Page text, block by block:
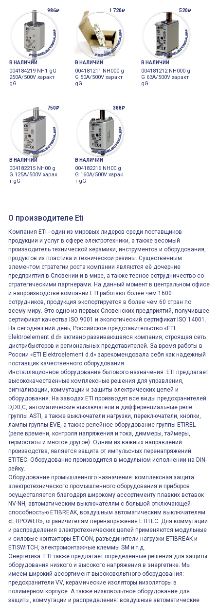
986₽
В НАЛИЧИИ
004184219 NH1 gG
250A/500V характ
gG
1 720₽
В НАЛИЧИИ
004181211 NH000 g
G 50A/500V характ
gG
520₽
В НАЛИЧИИ
004181212 NH000 g
G 63A/500V характ
gG
750₽
В НАЛИЧИИ
004182215 NH00 g
G 125A/500V харак
т gG
388₽
В НАЛИЧИИ
004182216 NH00 g
G 160A/500V харак
т gG
О производителе Eti
Компания ETI - один из мировых лидеров среди поставщиков
продукции и услуг в сфере электротехники, а также весомый
производитель технической керамики, инструментов и оборудования,
продуктов из пластика и технической резины. Существенным
элементом стратегии роста компании являются её дочерние
предприятия в Словении и в мире, а также тесное сотрудничество со
стратегическими партнерами. На данный момент в центральном офисе
и напроизводстве компании ETI работают более чем 1600
сотрудников, продукция экспортируется в более чем 60 стран по
всему миру. Это одно из первых Словенских предприятий, получившее
сертификат качества ISO 9001 и экологический сертификат ISO 14001.
На сегодняшний день, Российское представительство «ETI
Elektroelement d.d» активно развивающаяся компания, строящая сеть
дистрибьюторов и региональных представителей. За время работы в
России «ETI Elektroelement d.d» зарекомендовала себя как надежный
поставщик качественного оборудования.
Инсталляционное оборудование бытового назначения: ETI предлагает
высококачественные комплексные решения для управления,
сигнализации, коммутации и защиты электрических цепей и
оборудования. На заводах ETI производят все виды предохранителей
D,D0,C, автоматические выключатели и дифференциальные реле
группы ASTI, а также выключатели нагрузки, переключатели, кнопки,
лампы группы EVE, а также релейное оборудование группы ETIREL
(реле времени, контроля напряжения и тока, диммеры, таймеры,
термостаты и многое другое). Одним из важных направлений
производства, является защита от импульсных перенапряжений
ETITEC. Оборудование производится в модульном исполнении на DIN-
рейку.
Оборудование промышленного назначения: комплексная защита
электротехнического промышленного оборудования и приборов
осуществляется благодаря широкому ассортименту плавких вставок
NV-NH, автоматическим выключателям с большой отключающей
способностью ETIBREAK, воздушным автоматическим выключателям
«ETIPOWER», ограничителям перенапряжения ETITEC. Для коммутации
и распределения электротехнических цепей применяются модульные
и силовые контакторы ETICON, разъединители нагрузки ETIBREAK и
ETISWITCH, электромонтажные клеммы SM и т.д.
Энергетика: ETI также предлагает определенные решения для защиты
оборудования низкого и высокого напряжения в энергетике. Мы
имеем широкий ассортимент высоковольтного оборудования:
предохранители VV, керамические изоляторы иизоляторы в
полимерном корпусе. А также низковольтное оборудование для
защиты, коммутации и распределения: воздушные автоматические